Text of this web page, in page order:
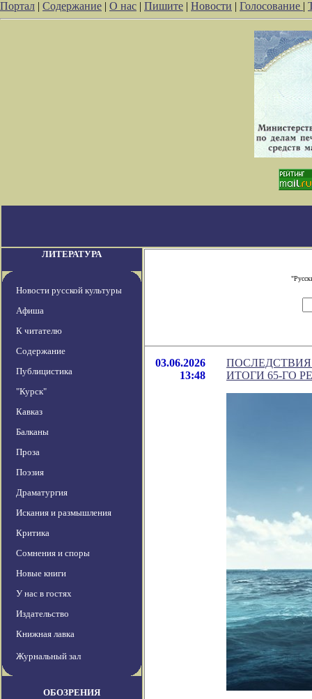
Портал | Содержание | О нас | Пишите | Новости | Голосование |
ЛИТЕРАТУРА
Новости русской культуры
Афиша
К читателю
Содержание
Публицистика
"Курск"
Кавказ
Балканы
Проза
Поэзия
Драматургия
Искания и размышления
Критика
Сомнения и споры
Новые книги
У нас в гостях
Издательство
Книжная лавка
Журнальный зал
ОБОЗРЕНИЯ
03.06.2026
13:48
ИТОГИ 65-ГО